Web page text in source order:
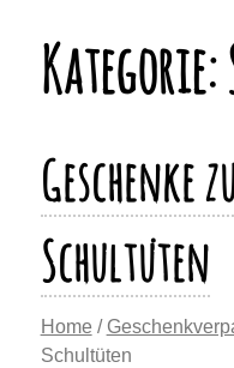
Kategorie:
Geschenke
Schultüten
Home /
Schultüten